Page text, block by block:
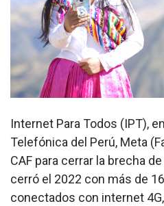
Internet Para Todos (IPT),
Telefónica del Perú, Meta
CAF para cerrar la brecha
cerró el 2022 con más de
conectados con internet